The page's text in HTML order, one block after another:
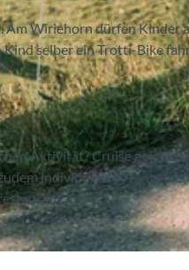
Wiriehorn dürfen Kinder
selber ein Trotti-Bike
Aktivität? Cruise
individuelle